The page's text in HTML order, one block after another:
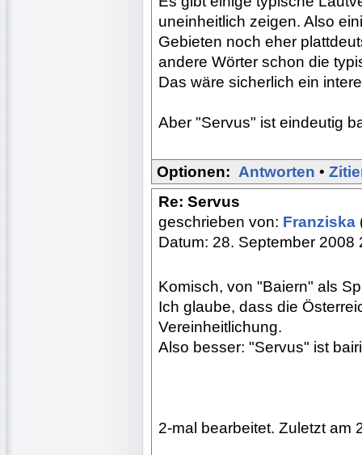
uneinheitlich zeigen. Also
Gebieten noch eher
andere Wörter schon die
Das wäre sicherlich ein
Aber "Servus" ist eindeutig
Optionen: Antworten •
Re: Servus
geschrieben von: Franziska
Datum: 28. September 2008
Komisch, von "Baiern" als
Ich glaube, dass die
Vereinheitlichung.
Also besser: "Servus" ist
2-mal bearbeitet. Zuletzt am